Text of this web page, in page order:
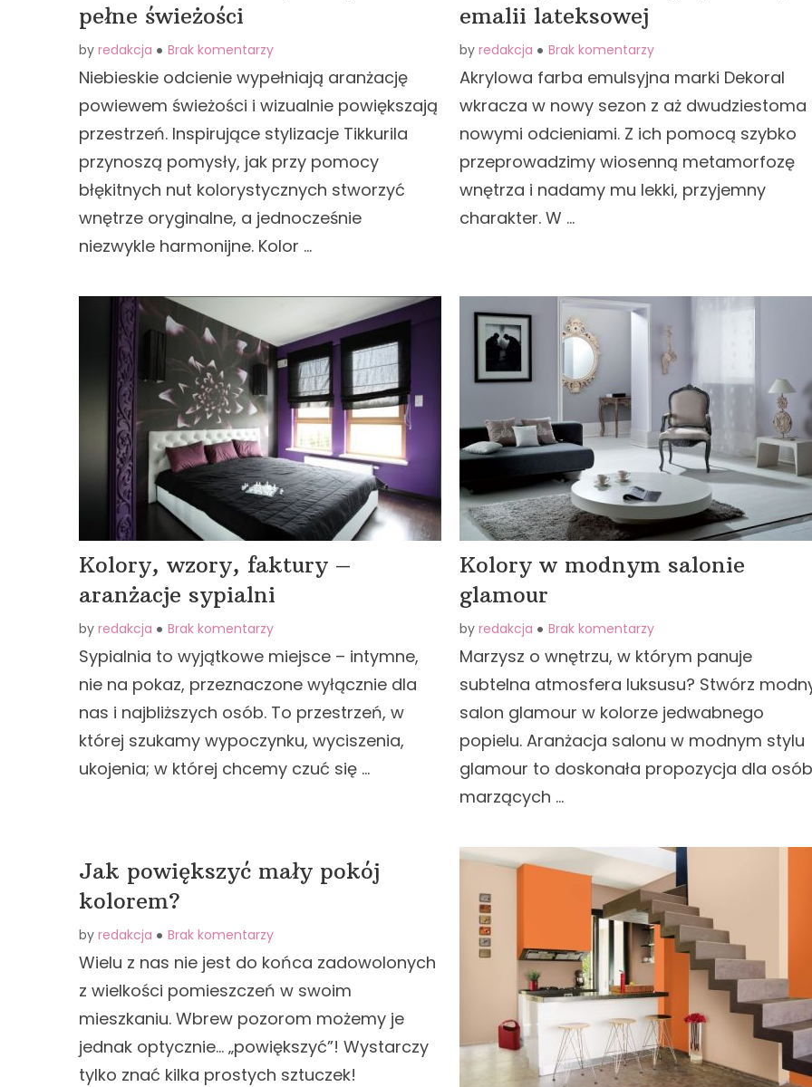
pełne świeżości
by redakcja Brak komentarzy
Niebieskie odcienie wypełniają aranżację
powiewem świeżości i wizualnie powiększają
przestrzeń. Inspirujące stylizacje Tikkurila
przynoszą pomysły, jak przy pomocy
błękitnych nut kolorystycznych stworzyć
wnętrze oryginalne, a jednocześnie
niezwykle harmonijne. Kolor …
emalii lateksowej
by redakcja Brak komentarzy
Akrylowa farba emulsyjna marki Dekoral
wkracza w nowy sezon z aż dwudziestoma
nowymi odcieniami. Z ich pomocą szybko
przeprowadzimy wiosenną metamorfozę
wnętrza i nadamy mu lekki, przyjemny
charakter. W …
Kolory, wzory, faktury –
aranżacje sypialni
by redakcja Brak komentarzy
Sypialnia to wyjątkowe miejsce – intymne,
nie na pokaz, przeznaczone wyłącznie dla
nas i najbliższych osób. To przestrzeń, w
której szukamy wypoczynku, wyciszenia,
ukojenia; w której chcemy czuć się …
Kolory w modnym salonie
glamour
by redakcja Brak komentarzy
Marzysz o wnętrzu, w którym panuje
subtelna atmosfera luksusu? Stwórz
salon glamour w kolorze jedwabnego
popielu. Aranżacja salonu w modnym stylu
glamour to doskonała propozycja dla osób
marzących …
Jak powiększyć mały pokój
kolorem?
by redakcja Brak komentarzy
Wielu z nas nie jest do końca zadowolonych
z wielkości pomieszczeń w swoim
mieszkaniu. Wbrew pozorom możemy je
jednak optycznie... „powiększyć”! Wystarczy
tylko znać kilka prostych sztuczek!